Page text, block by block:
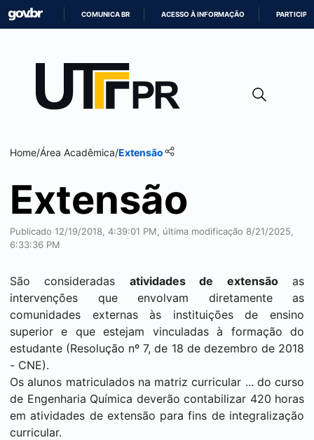
CONTEÚDO
COMUNICA BR ACESSO À INFORMAÇÃO PARTICIPE
Home/Área Acadêmica/Extensão
Extensão
Publicado 12/19/2018, 4:39:01 PM, última modificação 8/21/2025,
6:33:36 PM
São consideradas atividades de extensãoas
intervenções que envolvam diretamente as
comunidades externas às instituições de ensino
superior e que estejam vinculadas à formação do
estudante (Resolução nº 7, de 18 de dezembro de 2018
- CNE).
Os alunos matriculados na matriz curricular ... do curso
de Engenharia Química deverão contabilizar 420 horas
em atividades de extensão para fins de integralização
curricular.